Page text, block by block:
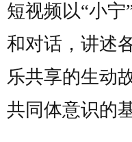
短视频以“小
和对话，讲述
乐共享的生动
共同体意识的